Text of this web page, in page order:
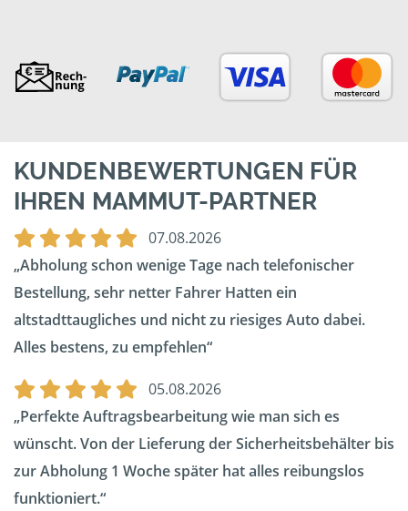
KUNDENBEWERTUNGEN FÜR
IHREN MAMMUT-PARTNER
07.08.2026
Abholung schon wenige Tage nach telefonischer
Bestellung, sehr netter Fahrer Hatten ein
altstadttaugliches und nicht zu riesiges Auto dabei.
Alles bestens, zu empfehlen
05.08.2026
Perfekte Auftragsbearbeitung wie man sich es
wünscht. Von der Lieferung der Sicherheitsbehälter bis
zur Abholung 1 Woche später hat alles reibungslos
funktioniert.